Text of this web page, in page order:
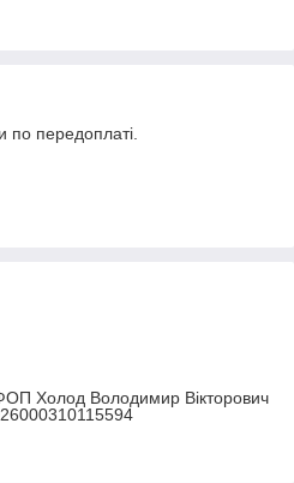
по передоплаті.
Холод Володимир Вікторович